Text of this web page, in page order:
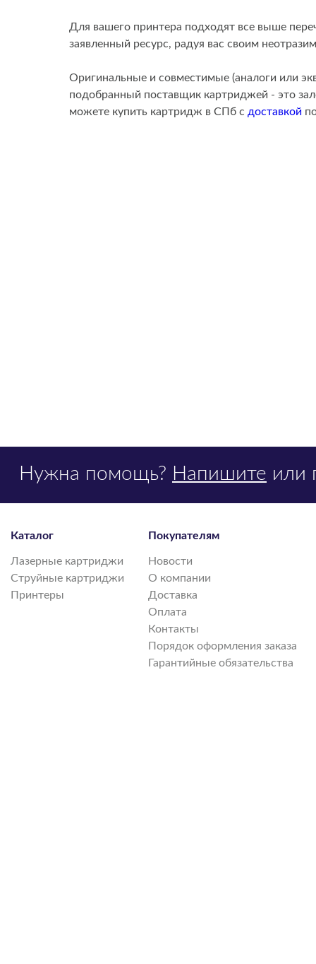
Для вашего принтера подходят все выше
заявленный ресурс, радуя вас своим
Оригинальные и совместимые (аналоги или
подобранный поставщик картриджей - это
можете купить картридж в СПб с доставкой
Нужна помощь? Напишите или
Каталог
Лазерные картриджи
Струйные картриджи
Принтеры
Покупателям
Новости
О компании
Доставка
Оплата
Контакты
Порядок оформления заказа
Гарантийные обязательства